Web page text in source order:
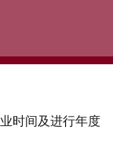
时间及进行年度